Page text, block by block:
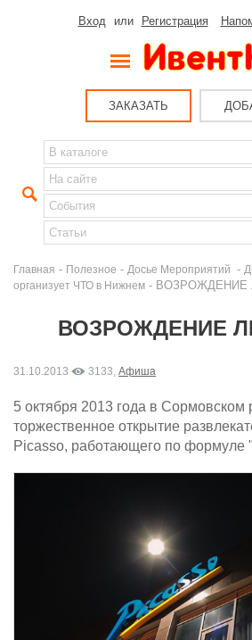
Вход или Регистрация
ЗАКАЗАТЬ
Главная - Полезное - Досье Мероприятий -
организует ЧТО в Нижнем - ВОЗРОЖДЕНИЕ
ВОЗРОЖДЕНИЕ
31.10.2013 3133, Афиша
5 октября 2013 года в
торжественное открытие
Picasso, работающего по формуле